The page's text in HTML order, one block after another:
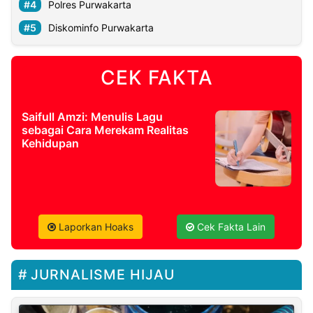
Polres Purwakarta
Diskominfo Purwakarta
CEK FAKTA
Saifull Amzi: Menulis Lagu
sebagai Cara Merekam Realitas
Kehidupan
Laporkan Hoaks Cek Fakta Lain
JURNALISME HIJAU